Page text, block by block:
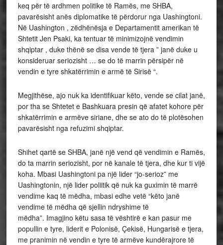
keq për të ardhmen politike të Ramës, me SHBA,
pavarësisht anës diplomatike të përdorur nga Uashingtoni.
Në Uashington , zëdhënësja e Departamentit amerikan të
Shtetit Jen Psaki, ka tentuar të minimizojnë vendimin
shqiptar , duke thënë se disa vende të tjera ” janë duke u
konsideruar seriozisht … se do të marrin përsipër në
vendin e tyre shkatërrimin e armë të Sirisë “.
Megjithëse, ajo nuk ka identifikuar këto, vende se cilat janë,
por tha se Shtetet e Bashkuara presin që afatet kohore për
shkatërrimin e armëve siriane, dhe se ato do të plotësohen
pavarësisht nga refuzimi shqiptar.
Shihet qartë se SHBA, janë një vend që vendimin e Ramës,
do ta marrin seriozisht, por në kanale të tjera, dhe kur ti vijë
koha. Mbasi Uashingtoni pa një lider “jo-serioz” me
Uashingtonin, një lider poliitik që nuk ka guximin të marrë
vendime kaq të mëdha, mbasi edhe vetë “këto janë
vendime të mëdha që sjellin ndryshime të
mëdha”. Imagjino këtu sasa të vështirë e kan pasur me
popullin e tyre, liderit e Polonisë, Çekisë, Hungarisë e tjera,
me pranimin në vendin e tyre të armëve kundërajrore të